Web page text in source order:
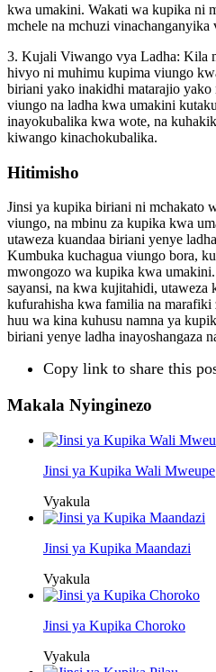
kwa umakini. Wakati wa kupika ni
mchele na mchuzi vinachanganyika
3. Kujali Viwango vya Ladha: Kila
hivyo ni muhimu kupima viungo
biriani yako inakidhi matarajio
viungo na ladha kwa umakini
inayokubalika kwa wote, na
kiwango kinachokubalika.
Hitimisho
Jinsi ya kupika biriani ni mchakato
viungo, na mbinu za kupika kwa
utaweza kuandaa biriani yenye
Kumbuka kuchagua viungo bora,
mwongozo wa kupika kwa
sayansi, na kwa kujitahidi, utaweza
kufurahisha kwa familia na
huu wa kina kuhusu namna ya
biriani yenye ladha inayoshangaza
Copy link to share this
Makala Nyinginezo
Jinsi ya Kupika Wali Mweupe
Vyakula
Jinsi ya Kupika Maandazi
Vyakula
Jinsi ya Kupika Choroko
Vyakula